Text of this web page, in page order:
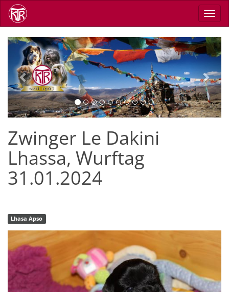
Direkt
zum
Inhalt
Previous Next
Zwinger Le Dakini
Lhassa, Wurftag
31.01.2024
Lhasa Apso